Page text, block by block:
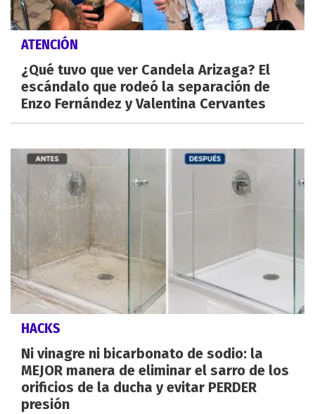
ATENCIÓN
¿Qué tuvo que ver Candela Arizaga? El
escándalo que rodeó la separación de
Enzo Fernández y Valentina Cervantes
HACKS
Ni vinagre ni bicarbonato de sodio: la
MEJOR manera de eliminar el sarro de los
orificios de la ducha y evitar PERDER
presión